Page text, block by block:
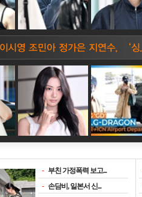
- 부친 가정폭력 보고...
- 손담비, 일본서 신...